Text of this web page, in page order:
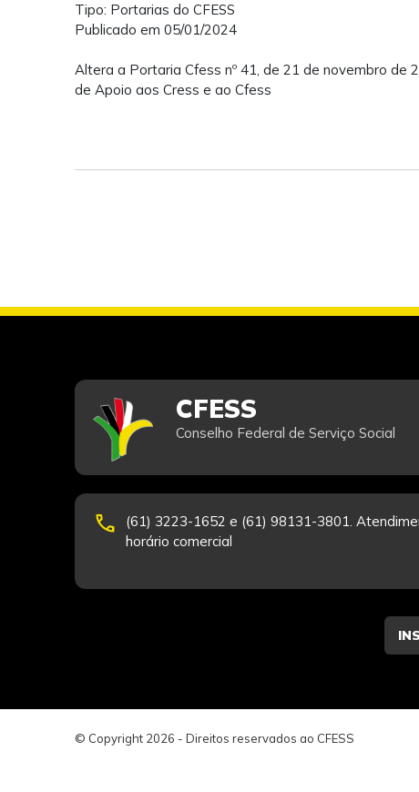
Tipo: Portarias do CFESS
Publicado em 05/01/2024
Altera a Portaria Cfess nº 41, de 21 de novembro de
de Apoio aos Cress e ao Cfess
CFESS
Conselho Federal de Serviço Social
phone
(61) 3223-1652 e (61) 98131-3801.
horário comercial
© Copyright 2026 - Direitos reservados ao CFESS